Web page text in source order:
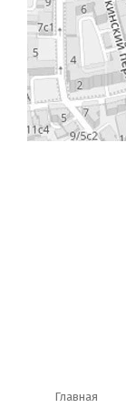
Главная